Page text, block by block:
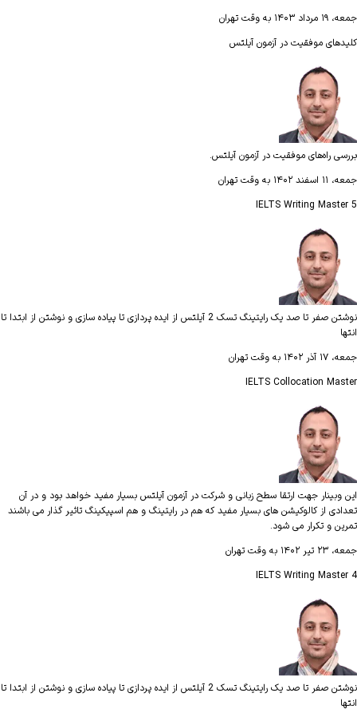
جمعه، ۱۹ مرداد ۱۴۰۳ به وقت تهران
کلید‌های موفقیت در آزمون آیلتس
بررسی راه‌های موفقیت در آزمون آیلتس.
جمعه، ۱۱ اسفند ۱۴۰۲ به وقت تهران
IELTS Writing Master 5
نوشتن صفر تا صد یک رایتینگ تسک 2 آیلتس از ایده پردازی تا پیاده سازی و نوشتن از ابتدا تا
انتها
جمعه، ۱۷ آذر ۱۴۰۲ به وقت تهران
IELTS Collocation Master
این وبینار جهت ارتقا سطح زبانی و شرکت در آزمون آیلتس بسیار مفید خواهد بود و در آن
تعدادی از کالوکیشن های بسیار مفید که هم در رایتینگ و هم اسپیکینگ تاثیر گذار می باشند
تمرین و تکرار می شود.
جمعه، ۲۳ تیر ۱۴۰۲ به وقت تهران
IELTS Writing Master 4
نوشتن صفر تا صد یک رایتینگ تسک 2 آیلتس از ایده پردازی تا پیاده سازی و نوشتن از ابتدا تا
انتها